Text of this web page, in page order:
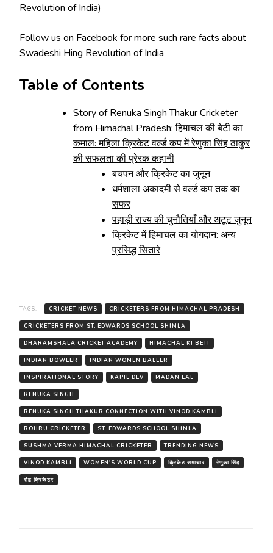
Revolution of India)
Follow us on Facebook for more such rare facts about
Swadeshi Hing Revolution of India
Table of Contents
Story of Renuka Singh Thakur Cricketer
from Himachal Pradesh: हिमाचल की बेटी का
कमाल: महिला क्रिकेट वर्ल्ड कप में रेणुका सिंह ठाकुर
की सफलता की प्रेरक कहानी
बचपन और क्रिकेट का जुनून
धर्मशाला अकादमी से वर्ल्ड कप तक का
सफर
पहाड़ी राज्य की चुनौतियाँ और अटूट जुनून
क्रिकेट में हिमाचल का योगदान: अन्य
प्रसिद्ध सितारे
TAGS: CRICKET NEWS CRICKETERS FROM HIMACHAL PRADESH
CRICKETERS FROM ST. EDWARDS SCHOOL SHIMLA
DHARAMSHALA CRICKET ACADEMY HIMACHAL KI BETI
INDIAN BOWLER INDIAN WOMEN BALLER
INSPIRATIONAL STORY KAPIL DEV MADAN LAL
RENUKA SINGH
RENUKA SINGH THAKUR CONNECTION WITH VINOD KAMBLI
ROHRU CRICKETER ST. EDWARDS SCHOOL SHIMLA
SUSHMA VERMA HIMACHAL CRICKETER TRENDING NEWS
VINOD KAMBLI WOMEN'S WORLD CUP क्रिकेट समाचार रेणुका सिंह
रोहृ क्रिकेटर